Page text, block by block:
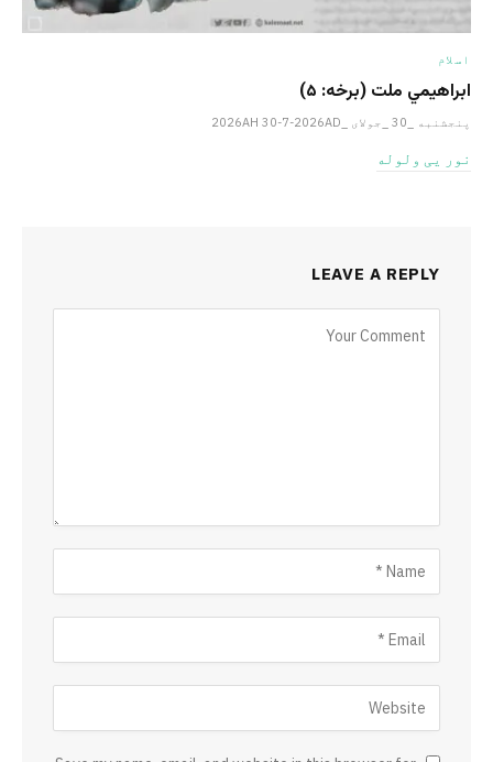
اسلام
ابراهيمي ملت (برخه: ۵)
پنجشنبه _30 _جولای _2026AH 30-7-2026AD
نور یی ولوله
LEAVE A REPLY